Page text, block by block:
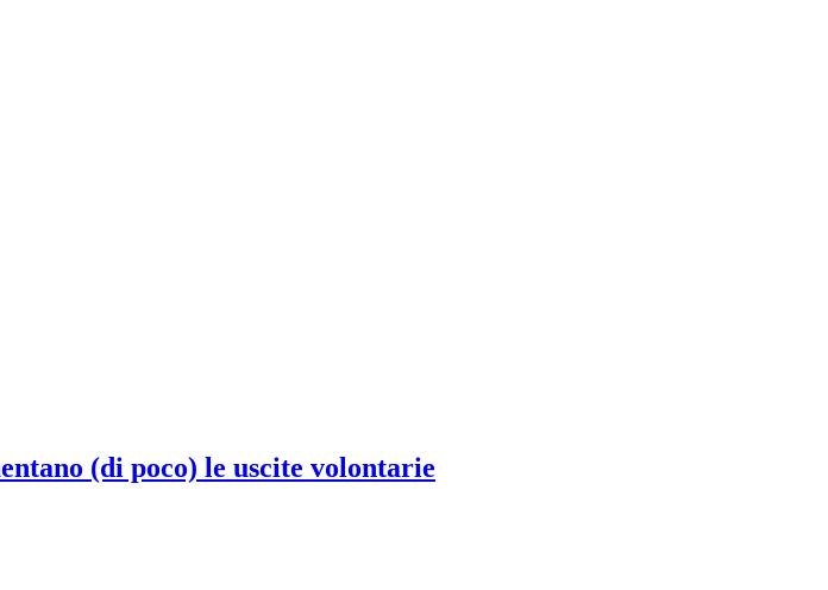
(di poco) le uscite volontarie